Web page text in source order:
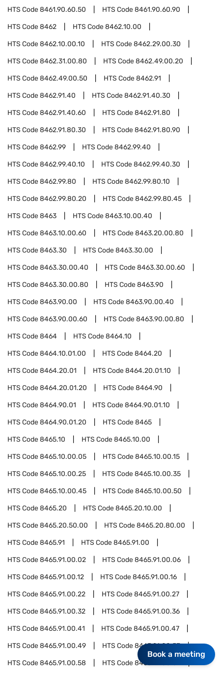
HTS Code8461.90.60.50 HTS Code8461.90.60.90
HTS Code8462 HTS Code8462.10.00
HTS Code8462.10.00.10 HTS Code8462.29.00.30
HTS Code8462.31.00.80 HTS Code8462.49.00.20
HTS Code8462.49.00.50 HTS Code8462.91
HTS Code8462.91.40 HTS Code8462.91.40.30
HTS Code8462.91.40.60 HTS Code8462.91.80
HTS Code8462.91.80.30 HTS Code8462.91.80.90
HTS Code8462.99 HTS Code8462.99.40
HTS Code8462.99.40.10 HTS Code8462.99.40.30
HTS Code8462.99.80 HTS Code8462.99.80.10
HTS Code8462.99.80.20 HTS Code8462.99.80.45
HTS Code8463 HTS Code8463.10.00.40
HTS Code8463.10.00.60 HTS Code8463.20.00.80
HTS Code8463.30 HTS Code8463.30.00
HTS Code8463.30.00.40 HTS Code8463.30.00.60
HTS Code8463.30.00.80 HTS Code8463.90
HTS Code8463.90.00 HTS Code8463.90.00.40
HTS Code8463.90.00.60 HTS Code8463.90.00.80
HTS Code8464 HTS Code8464.10
HTS Code8464.10.01.00 HTS Code8464.20
HTS Code8464.20.01 HTS Code8464.20.01.10
HTS Code8464.20.01.20 HTS Code8464.90
HTS Code8464.90.01 HTS Code8464.90.01.10
HTS Code8464.90.01.20 HTS Code8465
HTS Code8465.10 HTS Code8465.10.00
HTS Code8465.10.00.05 HTS Code8465.10.00.15
HTS Code8465.10.00.25 HTS Code8465.10.00.35
HTS Code8465.10.00.45 HTS Code8465.10.00.50
HTS Code8465.20 HTS Code8465.20.10.00
HTS Code8465.20.50.00 HTS Code8465.20.80.00
HTS Code8465.91 HTS Code8465.91.00
HTS Code8465.91.00.02 HTS Code8465.91.00.06
HTS Code8465.91.00.12 HTS Code8465.91.00.16
HTS Code8465.91.00.22 HTS Code8465.91.00.27
HTS Code8465.91.00.32 HTS Code8465.91.00.36
HTS Code8465.91.00.41 HTS Code8465.91.00.47
HTS Code8465.91.00.49 HTS Code8465.91.00.53
HTS Code8465.91.00.58 HTS Code8465.91.00.64
Book a meeting